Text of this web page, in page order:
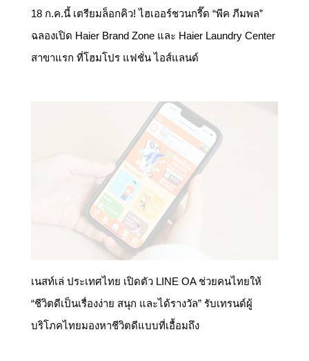
18 ก.ค.นี้ เตรียมล็อกคิว! ไฮเออร์ชวนกรี๊ด “พีค ภีมพล”
ฉลองเปิด Haier Brand Zone และ Haier Laundry Center
สาขาแรก ที่โฮมโปร แฟชั่น ไอส์แลนด์
เนสท์เล่ ประเทศไทย เปิดตัว LINE OA ช่วยคนไทยให้
“ชีวิตดีเป็นเรื่องง่าย สนุก และได้รางวัล” รับเทรนด์ผู้
บริโภคไทยมองหาชีวิตดีแบบที่เอื้อมถึง